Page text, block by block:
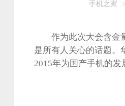
手机之家 >
作为此次大会含金量
是所有人关心的话题。
2015年为国产手机的发